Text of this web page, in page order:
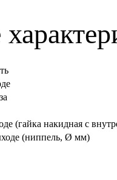
(гайка накидная с
(ниппель, Ø мм)